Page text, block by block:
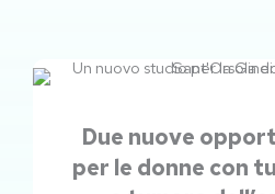
Due nuove
per le donne con